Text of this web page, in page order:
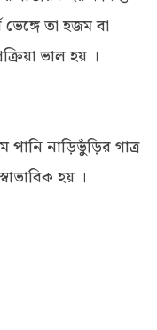
তা হজম বা
ভাল হয় ।
নাড়িভুঁড়ির গাত্র
হয় ।